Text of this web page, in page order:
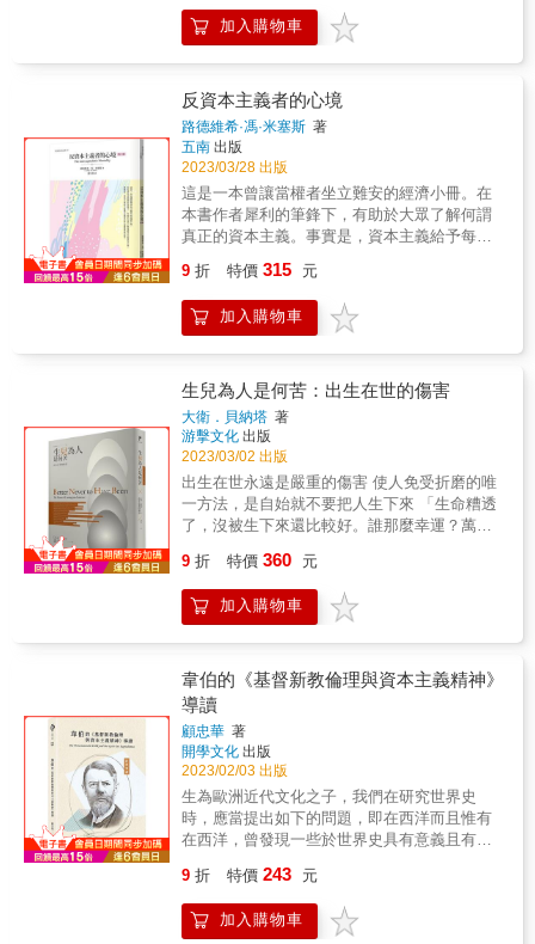
人文精神的哲學經典湯瑪斯‧卡萊爾──著& 賴盈
滿──譯&◆成為大人的第一堂哲學課用哲學找
出自己人生的答案小川仁志──著& 談智涵──譯
力設限？意見分歧的人們能否共存？當代自由
主義名家談和諧社會的關鍵思考查爾斯‧拉莫爾
──著& 陳禹仲──譯&◆超越國界的公民思辨&
如何與異溫層交流？沒捐錢給難民是錯的嗎？
當代倫理學大師談全球化時代的道德難題克瓦
米．安東尼．阿皮亞──著& 盧靜──譯&◆深夜
裡的哲學家為什麼好人總會受苦？人生有意義
家回答45則令人深夜睡不著的大哉問史蒂芬．
羅──著& 李斯毅──譯&
然要說其善惡，必須加上人類的社會屬性才可
以論斷，符合當時的社會道德標準者，即是
〝善〞；不符合當時的社會道德標準者，即是
〝惡〞。
時光，並走筆思考當下的問題──中文大學的立
校精神、大學的獨立精神與學術自由、在暴政
的靜謐優美與濃厚的人文關懷，也有張教授對
2019年風起雲湧活動的觀察紀錄；不只是曾經
身為香港中文大學師生者留念的圖文輯，種種
彷若昨日的事件，也可供思考大學價值與精神
的讀者參考。 &
加入購物車
反資本主義者的心境
路德維希·馮·米塞斯 著
五南 出版
2023/03/28 出版
這是一本曾讓當權者坐立難安的經濟小冊。在
本書作者犀利的筆鋒下，有助於大眾了解何謂
真正的資本主義。事實是，資本主義給予每個
的心境》為奧國經濟學派理論大師米塞斯
（Ludwig von Mises,1881-1973）在1956年發
表的著作，因應當時在各地興起的社會主義浪
義，很可能是由於個人的羞辱感和挫敗感。 在
書中，作者重新解釋長期被人們所誣衊的資本
主義。在資本主義社會之下，由於大量生產促
使物價降低，人們得以擁有比過去來得更好的
生活水準，作者直言「所有人都是資本主義的
受益者。」主張資本主義使所有人都有靠著個
人努力去獲得理想位置的機會，而非依靠背景
和家世。本書也提到，資本主義其嚴厲在於
「資本主義對待每個人的厚薄，是按照該個人
反資本主義者所抱持的立場，是由於本身對經
濟學相關問題的誤解，而在這種誤解之下對大
眾發表評論，甚至是鼓吹社會主義，都是一種
本主義者的各種立場與其心理因素，包含那些
將資本家描述得粗鄙又惡劣的劇作家，期望能
以此書與當時的社會主義思維產生衝撞。 本書
有助於了解當代經濟學大師如何理解和詮釋當
時與資本主義對抗的反資本主義思想，其中之
批判既辛辣又直白，雖然其背景與現代已有差
異，但其核心思維仍意義深遠，值得我們深思
與探討。 &
9 折 特價 315 元
加入購物車
生兒為人是何苦：出生在世的傷害
大衛．貝納塔 著
游擊文化 出版
2023/03/02 出版
出生在世永遠是嚴重的傷害 使人免受折磨的唯
一方法，是自始就不要把人生下來 「生命糟透
了，沒被生下來還比較好。誰那麼幸運？萬中
把某人帶到世上，就讓我不寒而慄
&hellip;&hellip;願我的肉體澈底壞朽！願我永不
會將活在世上的無聊和恥辱傳給任何人！」
續存在嗎？」&mdash;&mdash;叔本華 本書為
反生育主義的經典著作。大多數人認為，誕生
於此世或繁衍後代是件好事，或至少並非傷
害；然而南非哲學家大衛・貝納塔挑戰了這樣
的預設，他透過「痛苦與愉悅的不對稱性」、
「生命品質並非好事減壞事」等論點證明，出
生在世永遠是嚴重的傷害。貝納塔也據此主張
人類不應生育，以免製造無謂的痛苦。在他看
來，透過自然滅絕達到「零」人口，才是道德
正確的做法。 人存活於世，必然會經歷各種痛
痛與死亡；精神上的焦慮、壓力、恐懼、悲
痛、無聊、寂寞與絕望。貝納塔認為，雖然人
9 折 特價 360 元
加入購物車
韋伯的《基督新教倫理與資本主義精神》
導讀
顧忠華 著
開學文化 出版
2023/02/03 出版
生為歐洲近代文化之子，我們在研究世界史
時，應當提出如下的問題，即在西洋而且惟有
在西洋，曾發現一些於世界史具有意義且有價
樣的因果關聯？ 韋伯的這本經典名著解釋了為
什麼資本主義只有從歐洲興起？透過導讀，可
以引領我們認識現代社會的來龍去脈，韋伯清
9 折 特價 243 元
加入購物車